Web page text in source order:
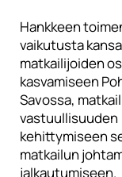
Hankkeen
vaikutusta
matkailijoiden
kasvamiseen
Savossa,
vastuullisuuden
kehittymiseen
matkailun
jalkautumiseen.